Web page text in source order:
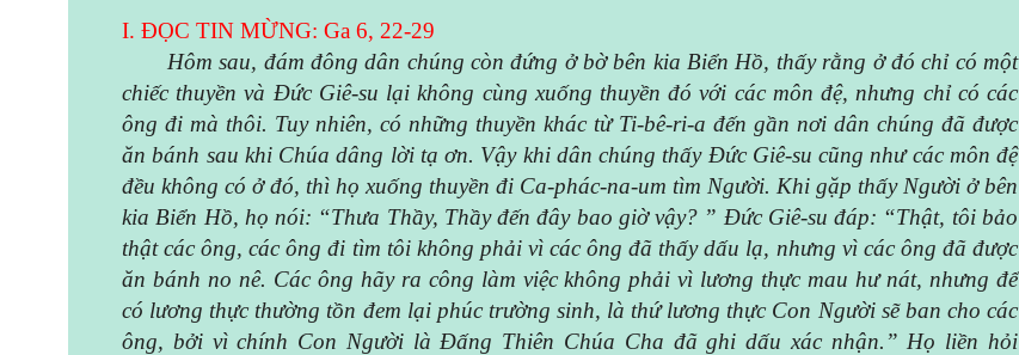
I. ĐỌC TIN MỪNG: Ga 6, 22-29
Hôm sau, đám đông dân chúng còn đứng ở bờ bên kia Biển Hồ, thấy rằng ở đó chỉ có một
chiếc thuyền và Đức Giê-su lại không cùng xuống thuyền đó với các môn đệ, nhưng chỉ có các
ông đi mà thôi. Tuy nhiên, có những thuyền khác từ Ti-bê-ri-a đến gần nơi dân chúng đã được
ăn bánh sau khi Chúa dâng lời tạ ơn. Vậy khi dân chúng thấy Đức Giê-su cũng như các môn đệ
đều không có ở đó, thì họ xuống thuyền đi Ca-phác-na-um tìm Người. Khi gặp thấy Người ở bên
kia Biển Hồ, họ nói: “Thưa Thầy, Thầy đến đây bao giờ vậy? ” Đức Giê-su đáp: “Thật, tôi bảo
thật các ông, các ông đi tìm tôi không phải vì các ông đã thấy dấu lạ, nhưng vì các ông đã được
ăn bánh no nê. Các ông hãy ra công làm việc không phải vì lương thực mau hư nát, nhưng để
có lương thực thường tồn đem lại phúc trường sinh, là thứ lương thực Con Người sẽ ban cho các
ông, bởi vì chính Con Người là Đấng Thiên Chúa Cha đã ghi dấu xác nhận.” Họ liền hỏi